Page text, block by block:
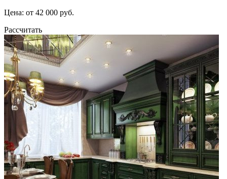
Цена: от 42 000 руб.
Рассчитать